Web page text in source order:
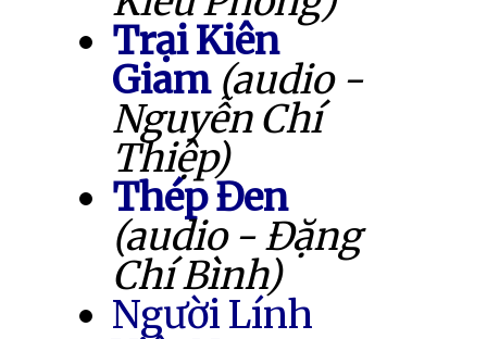
Trại Kiên
Giam (audio -
Nguyễn Chí
Thiệp)
Thép Đen
(audio - Đặng
Chí Bình)
Người Lính